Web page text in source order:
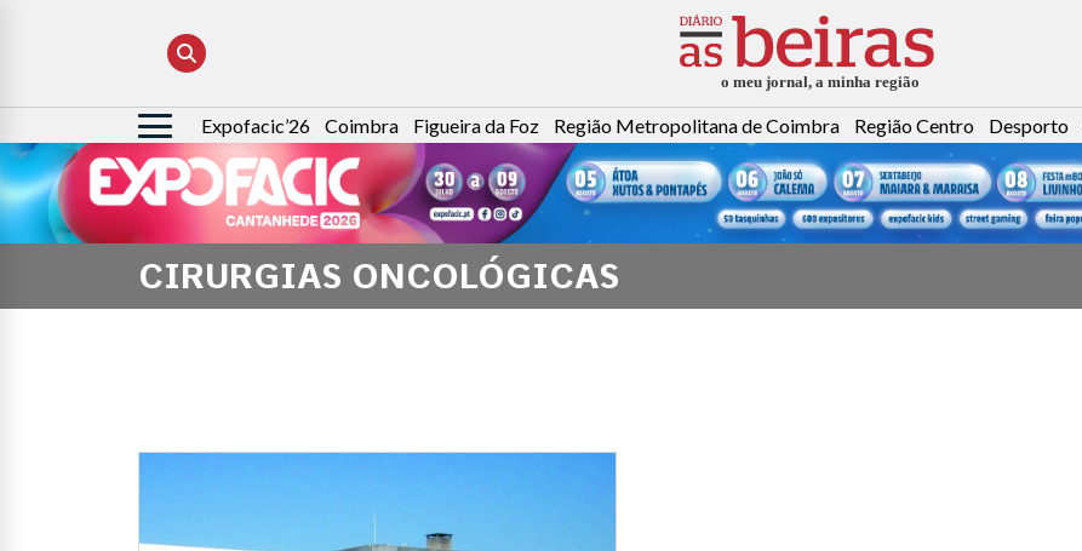
Pesquisar
por:
Expofacic’26 Coimbra Figueira da Foz Região Metropolitana de Coimbra Região Centro Desporto
CIRURGIAS ONCOLÓGICAS